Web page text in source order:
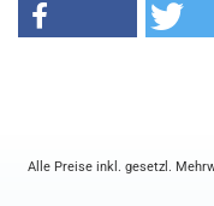
Alle Preise inkl. gesetzl.